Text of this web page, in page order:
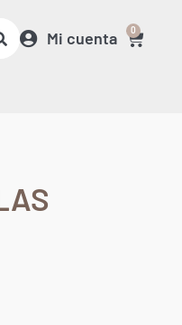
Mi cuenta 0